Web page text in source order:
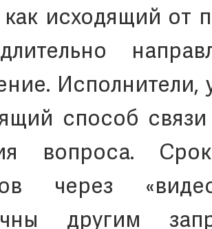
исходящий от
способ
вопроса.
через
другим